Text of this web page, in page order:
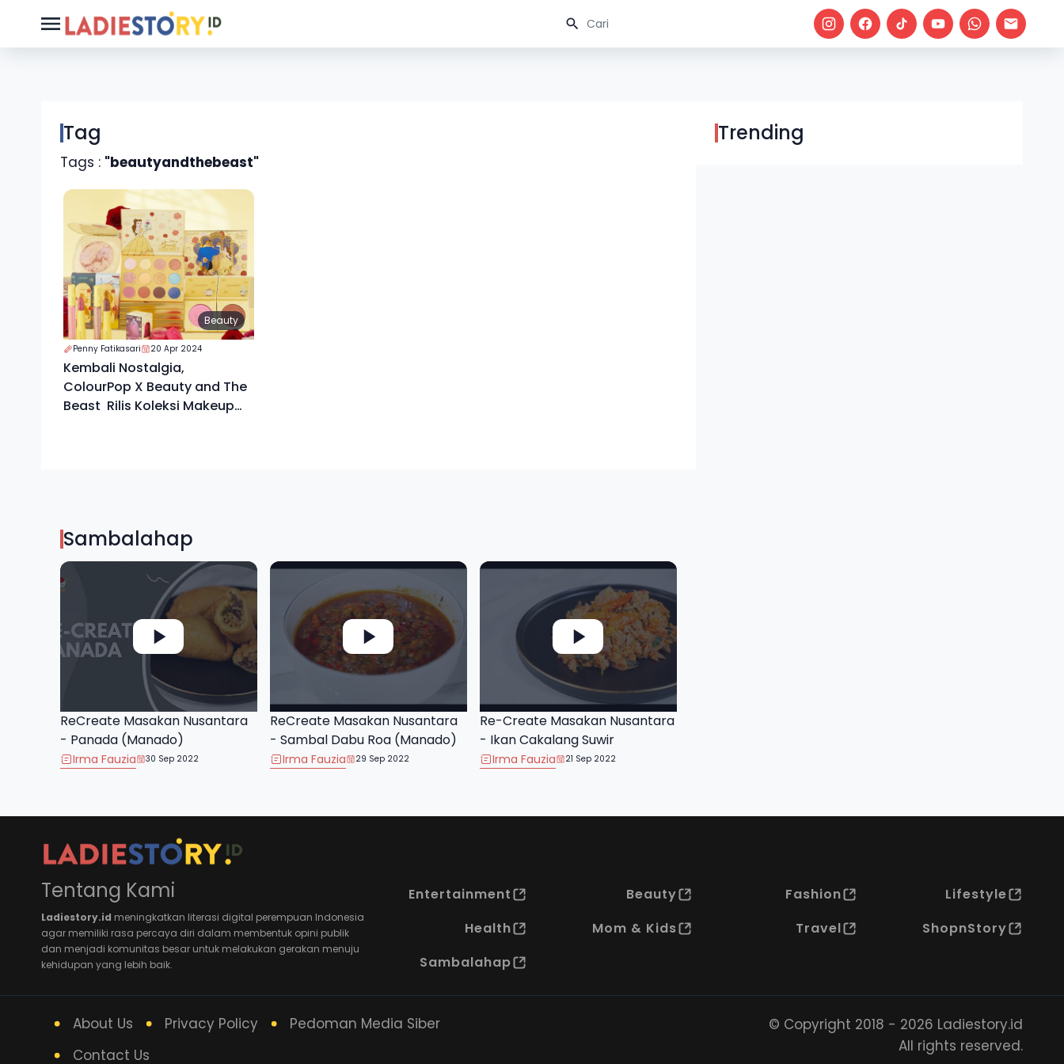
Tag
Tags : "beautyandthebeast"
Beauty
Penny Fatikasari 20 Apr 2024
Kembali Nostalgia,
ColourPop X Beauty and The
Beast Rilis Koleksi Makeup
Trending
Sambalahap
ReCreate Masakan Nusantara
- Panada (Manado)
Irma Fauzia 30 Sep 2022
ReCreate Masakan Nusantara
- Sambal Dabu Roa (Manado)
Irma Fauzia 29 Sep 2022
Re-Create Masakan Nusantara
- Ikan Cakalang Suwir
Irma Fauzia 21 Sep 2022
Tentang Kami
Ladiestory.id meningkatkan literasi digital perempuan Indonesia
agar memiliki rasa percaya diri dalam membentuk opini publik
dan menjadi komunitas besar untuk melakukan gerakan menuju
kehidupan yang lebih baik.
Entertainment Beauty Fashion
Lifestyle
Health
Mom & Kids Travel
ShopnStory
Sambalahap
About Us Privacy Policy
Pedoman Media Siber
Contact Us
© Copyright 2018 - 2026 Ladiestory.id
All rights reserved.